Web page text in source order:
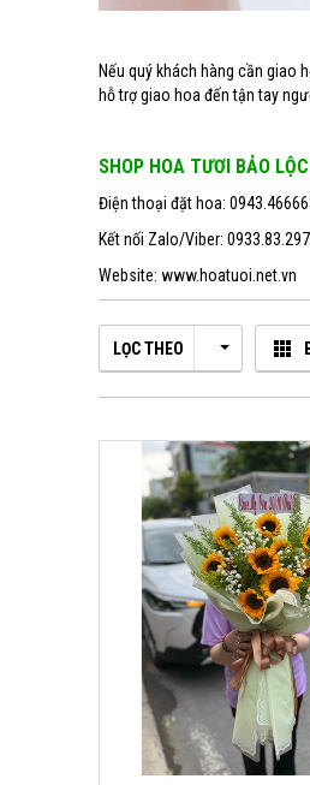
Nếu quý khách hàng cần giao
hỗ trợ giao hoa đến tận tay
SHOP HOA TƯƠI BẢO LỘC
Điện thoại đặt hoa:
Kết nối Zalo/Viber:
Website: www.hoatuoi.net.vn
LỌC THEO